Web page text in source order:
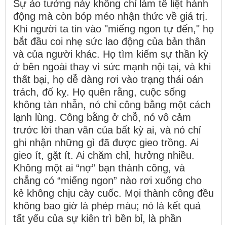
Sự ảo tưởng này không chỉ làm tê liệt hành
động mà còn bóp méo nhận thức về giá trị.
Khi người ta tin vào "miếng ngon tự đến," họ
bắt đầu coi nhẹ sức lao động của bản thân
và của người khác. Họ tìm kiếm sự thần kỳ
ở bên ngoài thay vì sức mạnh nội tại, và khi
thất bại, họ dễ dàng rơi vào trạng thái oán
trách, đố kỵ. Họ quên rằng, cuộc sống
không tàn nhẫn, nó chỉ công bằng một cách
lạnh lùng. Công bằng ở chỗ, nó vô cảm
trước lời than vãn của bất kỳ ai, và nó chỉ
ghi nhận những gì đã được gieo trồng. Ai
gieo ít, gặt ít. Ai chăm chỉ, hưởng nhiều.
Không một ai “nợ” bạn thành công, và
chẳng có “miếng ngon” nào rơi xuống cho
kẻ không chịu cày cuốc. Mọi thành công đều
không bao giờ là phép màu; nó là kết quả
tất yếu của sự kiên trì bền bỉ, là phần